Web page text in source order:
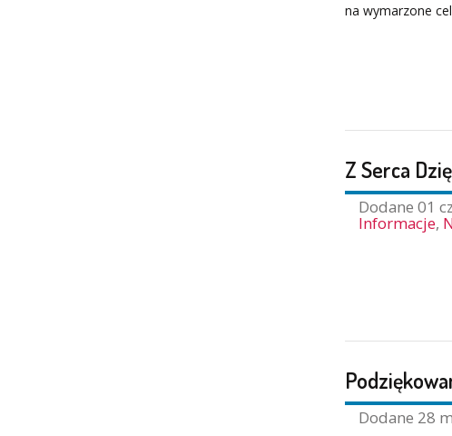
na wymarzone
Z Serca
Dodane 01
Informacje,
Dodane 28